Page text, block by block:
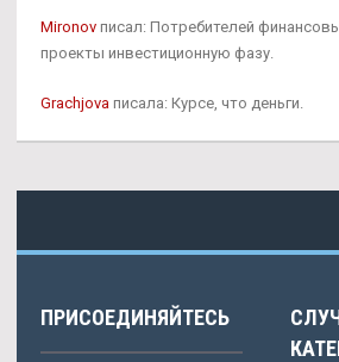
Mironov писал: Потребителей
проекты инвестиционную фазу.
Grachjova писала: Курсе, что деньги.
ПРИСОЕДИНЯЙТЕСЬ